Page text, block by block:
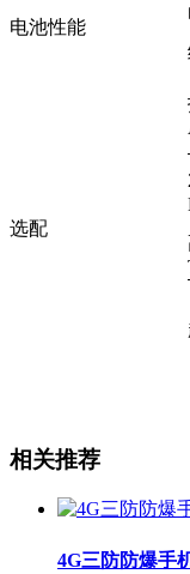
电池性能
选配
相关推荐
4G三防防爆手